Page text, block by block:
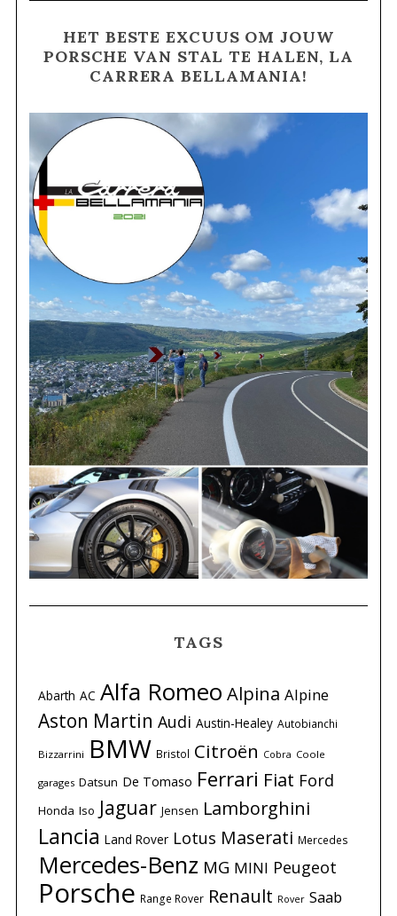
HET BESTE EXCUUS OM JOUW
PORSCHE VAN STAL TE HALEN, LA
CARRERA BELLAMANIA!
TAGS
Abarth AC Alfa Romeo Alpina Alpine
Aston Martin Audi Austin-Healey Autobianchi
Bizzarrini BMW Bristol Citroën Cobra Coole
garages Datsun De Tomaso Ferrari Fiat Ford
Honda Iso Jaguar Jensen Lamborghini
Lancia Land Rover Lotus Maserati Mercedes
Mercedes-Benz MG MINI Peugeot
Porsche Range Rover Renault Rover Saab